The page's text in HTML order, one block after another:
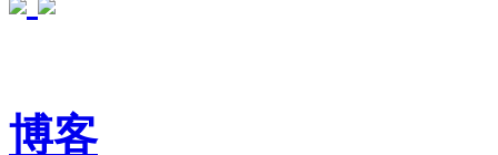
博客